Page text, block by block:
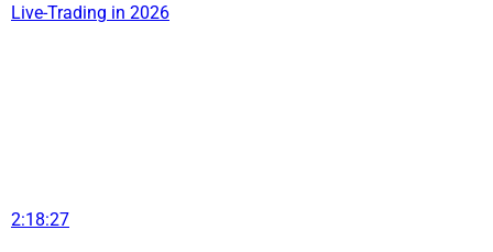
Live-Trading in 2026
2:18:27